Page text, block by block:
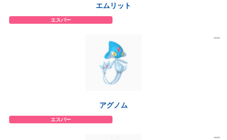
エムリット
エスパー
アグノム
エスパー